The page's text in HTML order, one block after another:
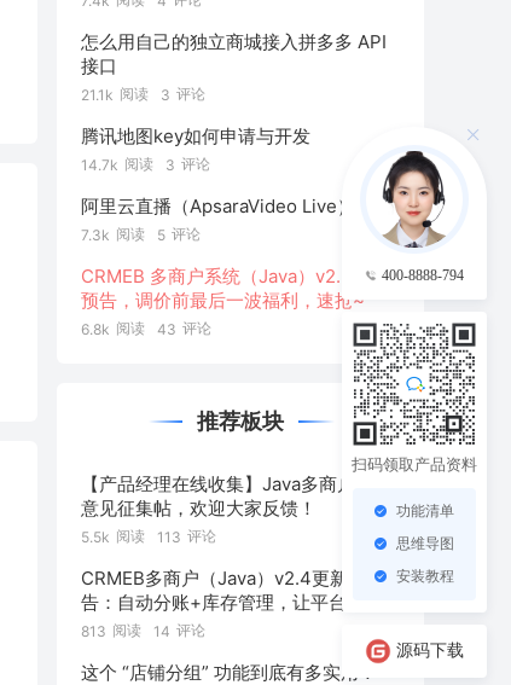
怎么用自己的独立商城接入拼多多 API
接口
21.1k 阅读 3 评论
腾讯地图key如何申请与开发
14.7k 阅读 3 评论
阿里云直播（ApsaraVideo Live）
7.3k 阅读 5 评论
CRMEB 多商户系统（Java）v2.2更新
预告，调价前最后一波福利，速抢~
6.8k 阅读 43 评论
推荐板块
【产品经理在线收集】Java多商户系统
意见征集帖，欢迎大家反馈！
5.5k 阅读 113 评论
CRMEB多商户（Java）v2.4更新预
告：自动分账+库存管理，让平台自动
管好“钱和货”！
813 阅读 14 评论
这个 “店铺分组” 功能到底有多实用！
400-8888-794
扫码领取产品资料
功能清单
思维导图
安装教程
源码下载